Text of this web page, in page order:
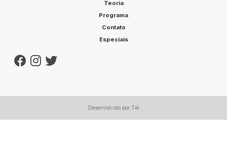
Teoria
Programa
Contato
Especiais
Desenvolvido por Tiê